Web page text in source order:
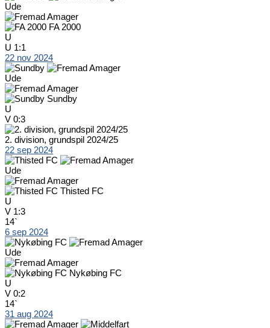
Ude
FA 2000
U
U 1:1
22 nov 2024
Ude
Sundby
U
V 0:3
2. division, grundspil 2024/25
22 sep 2024
Ude
Thisted FC
U
V 1:3
14`
6 sep 2024
Ude
Nykøbing FC
U
V 0:2
14`
31 aug 2024